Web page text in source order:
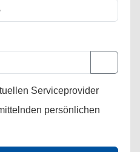
Serviceprovider
persönlichen